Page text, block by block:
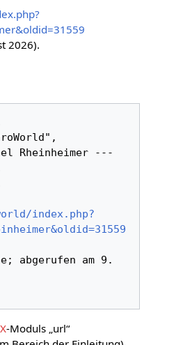
2026).
index.php?
-Moduls „url“